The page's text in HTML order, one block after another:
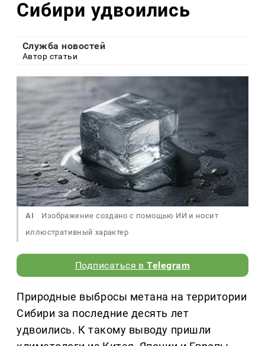
Сибири удвоились
Служба новостей
Автор статьи
AI
Изображение создано с помощью ИИ и носит
иллюстративный характер
Подписаться вTelegram
Природные выбросы метана на территории
Сибири за последние десять лет
удвоились. К такому выводу пришли